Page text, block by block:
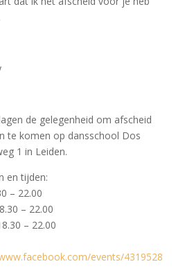
de gelegenheid om afscheid
te komen op dansschool Dos
1 in Leiden.
en tijden:
– 22.00
– 22.00
– 22.00
events/4319528